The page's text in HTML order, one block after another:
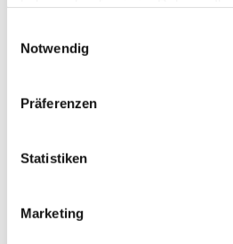
Notwendig
Präferenzen
Statistiken
Marketing